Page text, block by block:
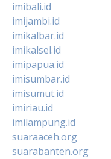
imibali.id
imijambi.id
imikalbar.id
imikalsel.id
imipapua.id
imisumbar.id
imisumut.id
imiriau.id
imilampung.id
suaraaceh.org
suarabanten.org